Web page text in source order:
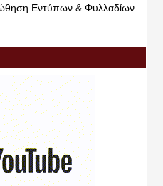
Εντύπων & Φυλλαδίων